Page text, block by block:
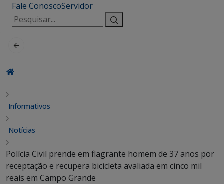
Fale ConoscoServidor
Pesquisar
por:
Informativos
Notícias
Polícia Civil prende em flagrante homem de 37 anos por
receptação e recupera bicicleta avaliada em cinco mil
reais em Campo Grande